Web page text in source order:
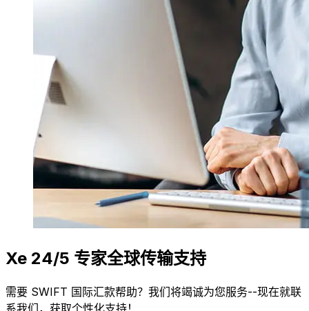
Xe 24/5 专家全球传输支持
需要 SWIFT 国际汇款帮助？我们将竭诚为您服务--现在就联
系我们，获取个性化支持！